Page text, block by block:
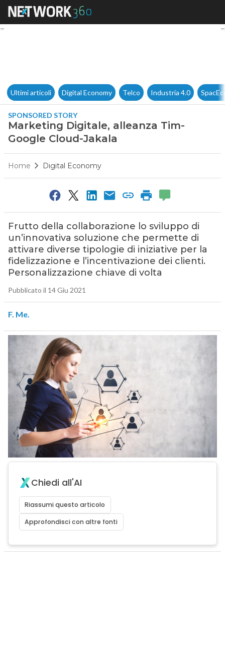
Marketing Digitale, alleanza
Ultimi articoli Digital Economy Telco Industria 4.0
SPONSORED STORY
Marketing Digitale, alleanza Tim-
Google Cloud-Jakala
Home Digital Economy
Frutto della collaborazione lo sviluppo di
un’innovativa soluzione che permette di
attivare diverse tipologie di iniziative per la
fidelizzazione e l’incentivazione dei clienti.
Personalizzazione chiave di volta
Pubblicato il 14 Giu 2021
F. Me.
Chiedi all'AI
Riassumi questo articolo
Approfondisci con altre fonti